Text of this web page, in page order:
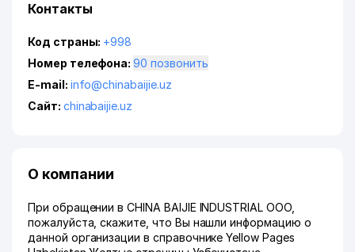
Контакты
Код страны: +998
Номер телефона:
90 позвонить
E-mail: info@chinabaijie.uz
Сайт: chinabaijie.uz
О компании
При обращении в CHINA BAIJIE INDUSTRIAL ООО,
пожалуйста, скажите, что Вы нашли информацию о
данной организации в справочнике Yellow Pages